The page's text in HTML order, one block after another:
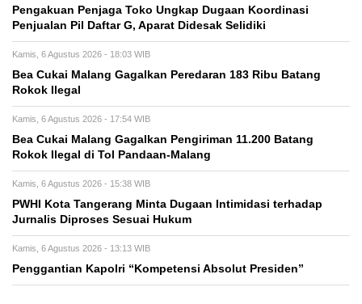
Pengakuan Penjaga Toko Ungkap Dugaan Koordinasi
Penjualan Pil Daftar G, Aparat Didesak Selidiki
Kamis, 6 Agustus 2026 - 18:03 WIB
Bea Cukai Malang Gagalkan Peredaran 183 Ribu Batang
Rokok Ilegal
Kamis, 6 Agustus 2026 - 17:54 WIB
Bea Cukai Malang Gagalkan Pengiriman 11.200 Batang
Rokok Ilegal di Tol Pandaan-Malang
Kamis, 6 Agustus 2026 - 15:38 WIB
PWHI Kota Tangerang Minta Dugaan Intimidasi terhadap
Jurnalis Diproses Sesuai Hukum
Kamis, 6 Agustus 2026 - 13:13 WIB
Penggantian Kapolri “Kompetensi Absolut Presiden”